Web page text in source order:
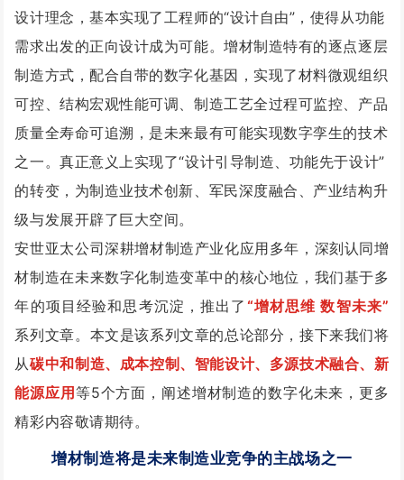
设计理念，基本实现了工程师的“设计自由”，使得从功能
需求出发的正向设计成为可能。增材制造特有的逐点逐层
制造方式，配合自带的数字化基因，实现了材料微观组织
可控、结构宏观性能可调、制造工艺全过程可监控、产品
质量全寿命可追溯，是未来最有可能实现数字孪生的技术
之一。真正意义上实现了“设计引导制造、功能先于设计”
的转变，为制造业技术创新、军民深度融合、产业结构升
级与发展开辟了巨大空间。
安世亚太公司深耕增材制造产业化应用多年，深刻认同增
材制造在未来数字化制造变革中的核心地位，我们基于多
年的项目经验和思考沉淀，推出了 “增材思维 数智未来”
系列文章。本文是该系列文章的总论部分，接下来我们将
从碳中和制造、成本控制、智能设计、多源技术融合、新
能源应用 等5个方面，阐述增材制造的数字化未来，更多
精彩内容敬请期待。
增材制造将是未来制造业竞争的主战场之一